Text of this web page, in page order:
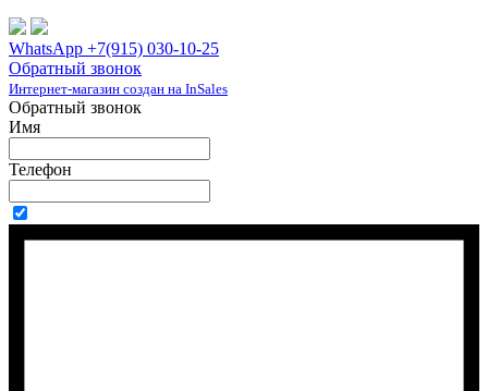
WhatsApp +7(915) 030-10-25
Обратный звонок
Интернет-магазин создан на InSales
Обратный звонок
Имя
Телефон